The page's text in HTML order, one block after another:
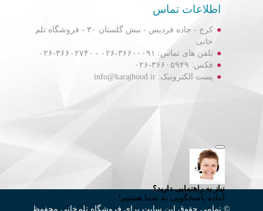
اطلاعات تماس
کرج - جاده فردیس - نبش گلستان ۳۰ - فروشگاه تلم
خانی
تلفن های تماس: ۳۶۶۰۰۰۹۱-۰۲۶ - ۳۶۶۰۲۷۴۰-۰۲۶
فکس: ۳۶۶۰۵۹۴۹-۰۲۶
پست الکترونیک: info@karajhood.ir
© تمامی حقوق این سایت برای فروشگاه تلم‌خانی محفوظ